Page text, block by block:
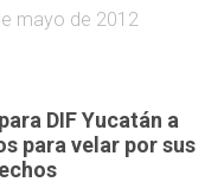
mayo de 2012
DIF Yucatán a
para velar por sus